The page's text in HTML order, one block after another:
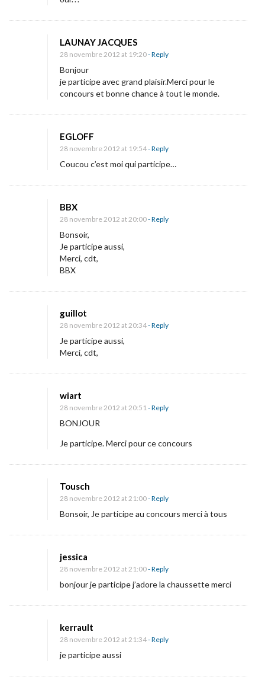
LAUNAY JACQUES
28 novembre 2012 at 19:20- Reply
Bonjour
je participe avec grand plaisir.Merci pour le
concours et bonne chance à tout le monde.
EGLOFF
28 novembre 2012 at 19:54- Reply
Coucou c’est moi qui participe…
BBX
28 novembre 2012 at 20:00- Reply
Bonsoir,
Je participe aussi,
Merci, cdt,
BBX
guillot
28 novembre 2012 at 20:34- Reply
Je participe aussi,
Merci, cdt,
wiart
28 novembre 2012 at 20:51 - Reply
BONJOUR
Je participe. Merci pour ce concours
Tousch
28 novembre 2012 at 21:00- Reply
Bonsoir, Je participe au concours merci à tous
jessica
28 novembre 2012 at 21:00- Reply
bonjour je participe j’adore la chaussette merci
kerrault
28 novembre 2012 at 21:34- Reply
je participe aussi